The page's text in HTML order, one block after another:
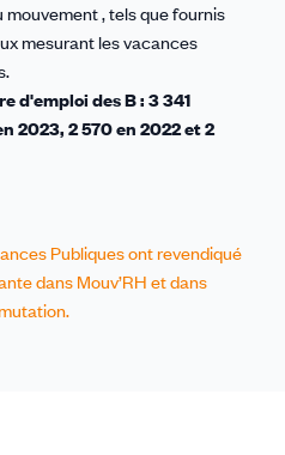
, tels que fournis
mesurant les vacances
d'emploi des B : 3 341
2023, 2 570 en 2022 et 2
Publiques ont revendiqué
dans Mouv’RH et dans